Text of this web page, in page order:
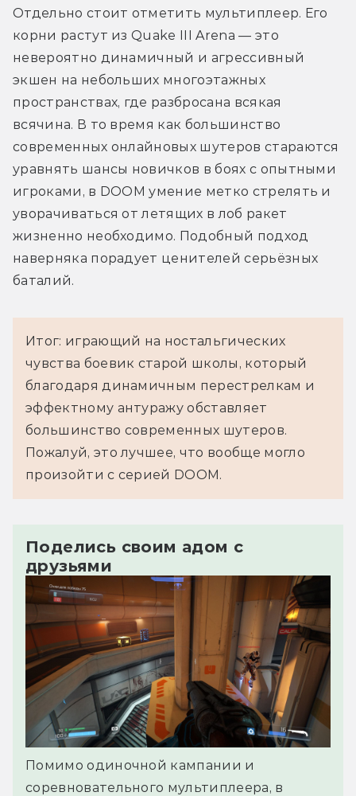
Отдельно стоит отметить мультиплеер. Его
корни растут из Quake III Arena — это
невероятно динамичный и агрессивный
экшен на небольших многоэтажных
пространствах, где разбросана всякая
всячина. В то время как большинство
современных онлайновых шутеров стараются
уравнять шансы новичков в боях с опытными
игроками, в DOOM умение метко стрелять и
уворачиваться от летящих в лоб ракет
жизненно необходимо. Подобный подход
наверняка порадует ценителей серьёзных
баталий.
Итог: играющий на ностальгических
чувства боевик старой школы, который
благодаря динамичным перестрелкам и
эффектному антуражу обставляет
большинство современных шутеров.
Пожалуй, это лучшее, что вообще могло
произойти с серией DOOM.
Поделись своим адом с
друзьями
Помимо одиночной кампании и
соревновательного мультиплеера, в